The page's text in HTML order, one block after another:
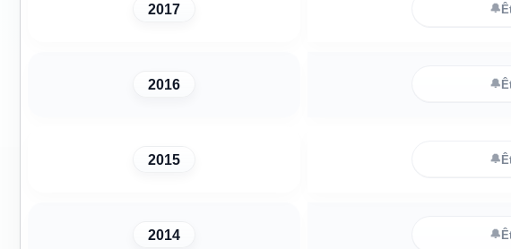
2017 🔔
2016 🔔
2015 🔔
2014 🔔